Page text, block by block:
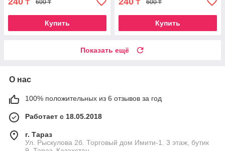
₸ 600 ₸
Купить
₸ 600 ₸
Купить
Показать ещё
О нас
100% положительных из 6 отзывов за год
Работает с 18.05.2018
г. Тараз
Ул. Рыскулова 2б. Торговый дом Имити-1. 3 этаж, бутик